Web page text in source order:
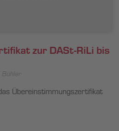
zur DASt-RiLi bis
Übereinstimmungszertifikat